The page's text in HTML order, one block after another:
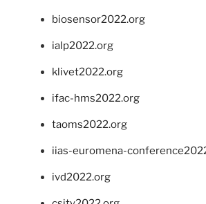
biosensor2022.org
ialp2022.org
klivet2022.org
ifac-hms2022.org
taoms2022.org
iias-euromena-
ivd2022.org